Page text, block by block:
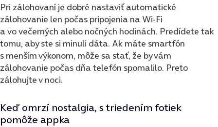
Pri zálohovaní je dobré nastaviť automatické
zálohovanie len počas pripojenia na Wi-Fi
a vo večerných alebo nočných hodinách. Predídete tak
tomu, aby ste si minuli dáta. Ak máte smartfón
s menším výkonom, môže sa stať, že by vám
zálohovanie počas dňa telefón spomalilo. Preto
zálohujte v noci.
Keď omrzí nostalgia, s triedením fotiek
pomôže appka